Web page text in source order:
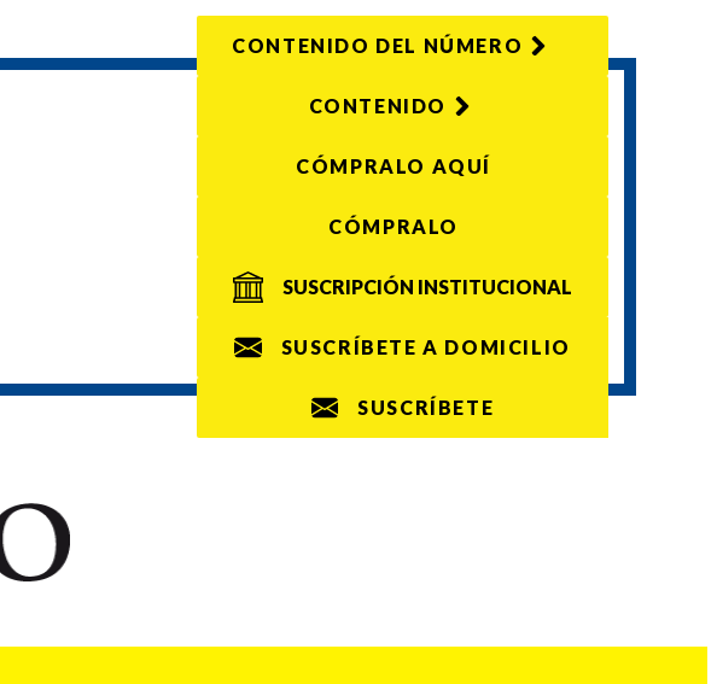
CONTENIDO DEL NÚMERO
CONTENIDO
CÓMPRALO AQUÍ
CÓMPRALO
SUSCRIPCIÓN INSTITUCIONAL
SUSCRÍBETE A DOMICILIO
SUSCRÍBETE